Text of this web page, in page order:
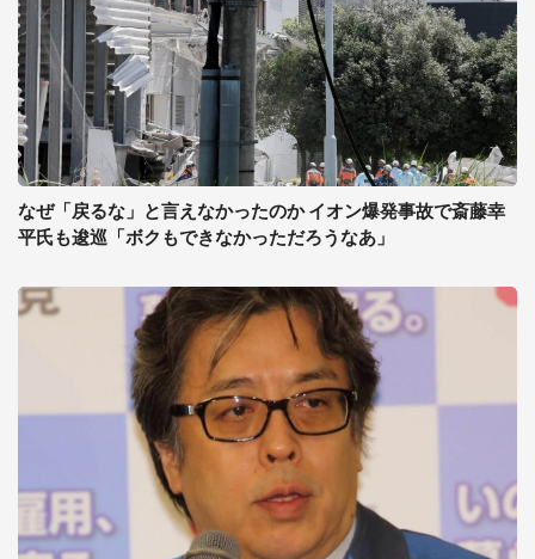
なぜ「戻るな」と言えなかったのか イオン爆発事故で斎藤幸
平氏も逡巡「ボクもできなかっただろうなあ」